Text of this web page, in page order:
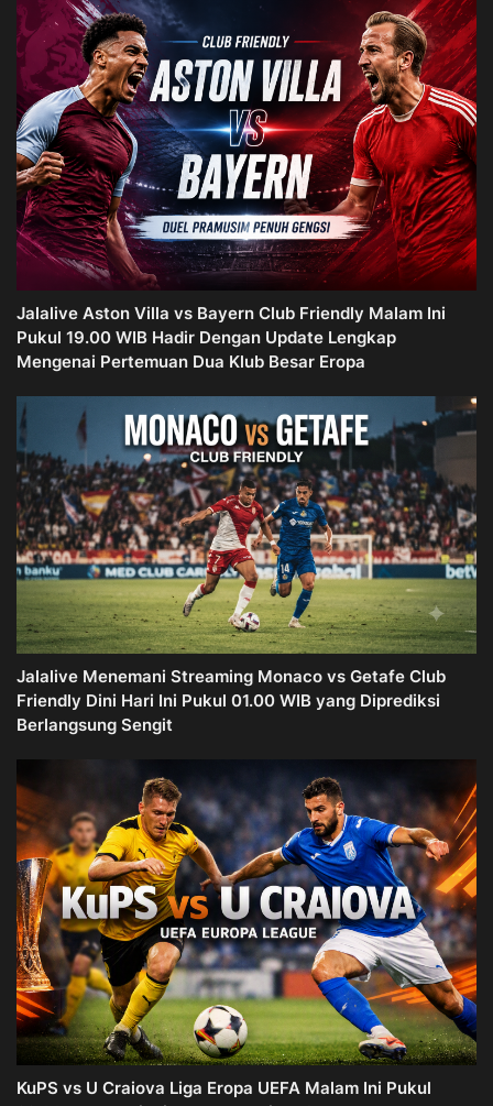
Jalalive Aston Villa vs Bayern Club Friendly Malam Ini
Pukul 19.00 WIB Hadir Dengan Update Lengkap
Mengenai Pertemuan Dua Klub Besar Eropa
Jalalive Menemani Streaming Monaco vs Getafe Club
Friendly Dini Hari Ini Pukul 01.00 WIB yang Diprediksi
Berlangsung Sengit
KuPS vs U Craiova Liga Eropa UEFA Malam Ini Pukul